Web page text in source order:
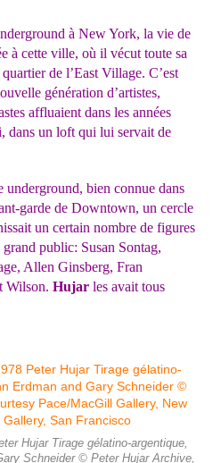
à New York, la vie de
à cette ville, où il vécut toute sa
de l’East Village. C’est
génération d’artistes,
affluaient dans les années
dans un loft qui lui servait de
underground, bien connue dans
garde de Downtown, un cercle
un certain nombre de figures
public: Susan Sontag,
Allen Ginsberg, Fran
Wilson. Hujar les avait tous
Hujar Tirage gélatino-argentique,
Schneider © Peter Hujar Archive,